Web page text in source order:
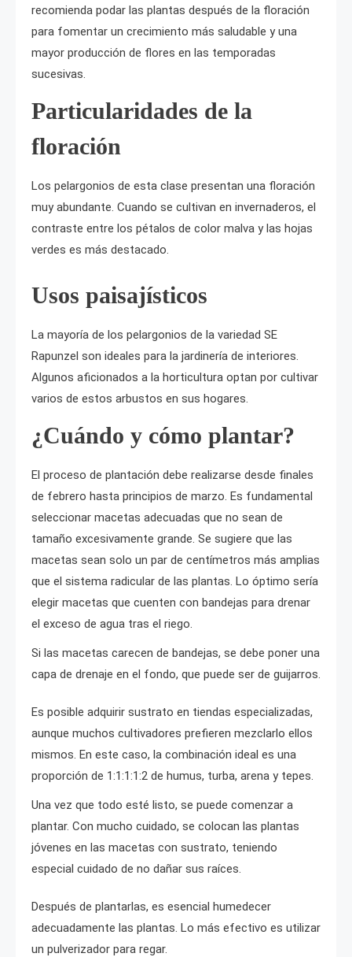
recomienda podar las plantas después de la floración
para fomentar un crecimiento más saludable y una
mayor producción de flores en las temporadas
sucesivas.
Particularidades de la
floración
Los pelargonios de esta clase presentan una floración
muy abundante. Cuando se cultivan en invernaderos, el
contraste entre los pétalos de color malva y las hojas
verdes es más destacado.
Usos paisajísticos
La mayoría de los pelargonios de la variedad SE
Rapunzel son ideales para la jardinería de interiores.
Algunos aficionados a la horticultura optan por cultivar
varios de estos arbustos en sus hogares.
¿Cuándo y cómo plantar?
El proceso de plantación debe realizarse desde finales
de febrero hasta principios de marzo. Es fundamental
seleccionar macetas adecuadas que no sean de
tamaño excesivamente grande. Se sugiere que las
macetas sean solo un par de centímetros más amplias
que el sistema radicular de las plantas. Lo óptimo sería
elegir macetas que cuenten con bandejas para drenar
el exceso de agua tras el riego.
Si las macetas carecen de bandejas, se debe poner una
capa de drenaje en el fondo, que puede ser de guijarros.
Es posible adquirir sustrato en tiendas especializadas,
aunque muchos cultivadores prefieren mezclarlo ellos
mismos. En este caso, la combinación ideal es una
proporción de 1:1:1:1:2 de humus, turba, arena y tepes.
Una vez que todo esté listo, se puede comenzar a
plantar. Con mucho cuidado, se colocan las plantas
jóvenes en las macetas con sustrato, teniendo
especial cuidado de no dañar sus raíces.
Después de plantarlas, es esencial humedecer
adecuadamente las plantas. Lo más efectivo es utilizar
un pulverizador para regar.